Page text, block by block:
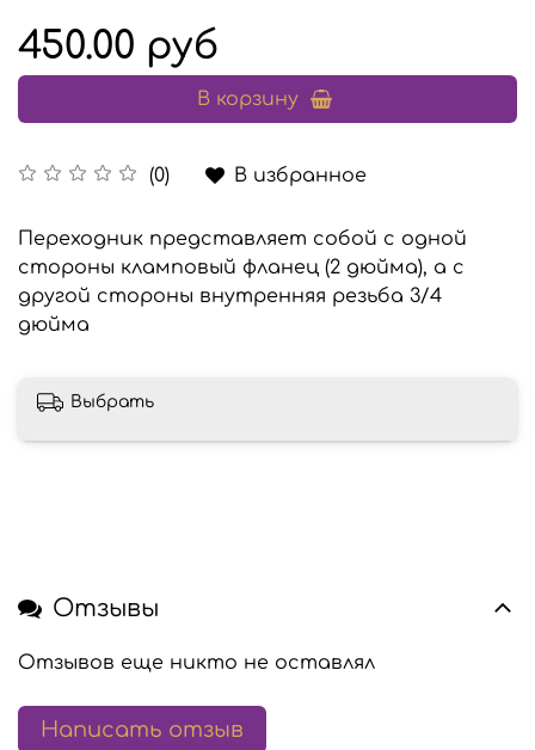
(0) В избранное
450.00 руб
В корзину
Переходник представляет собой с одной
стороны кламповый фланец (2 дюйма), а с
другой стороны внутренняя резьба 3/4
дюйма
Выбрать
Отзывы
Отзывов еще никто не оставлял
Написать отзыв